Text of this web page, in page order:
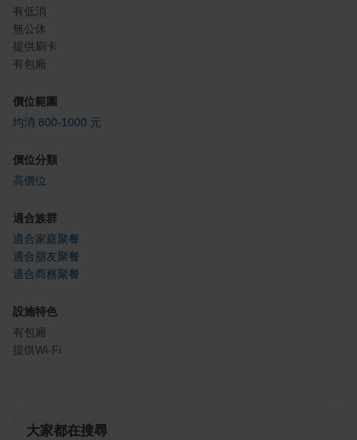
有低消
無公休
提供刷卡
有包廂
價位範圍
均消 800-1000 元
價位分類
高價位
適合族群
適合家庭聚餐
適合朋友聚餐
適合商務聚餐
設施特色
有包廂
提供Wi-Fi
大家都在搜尋